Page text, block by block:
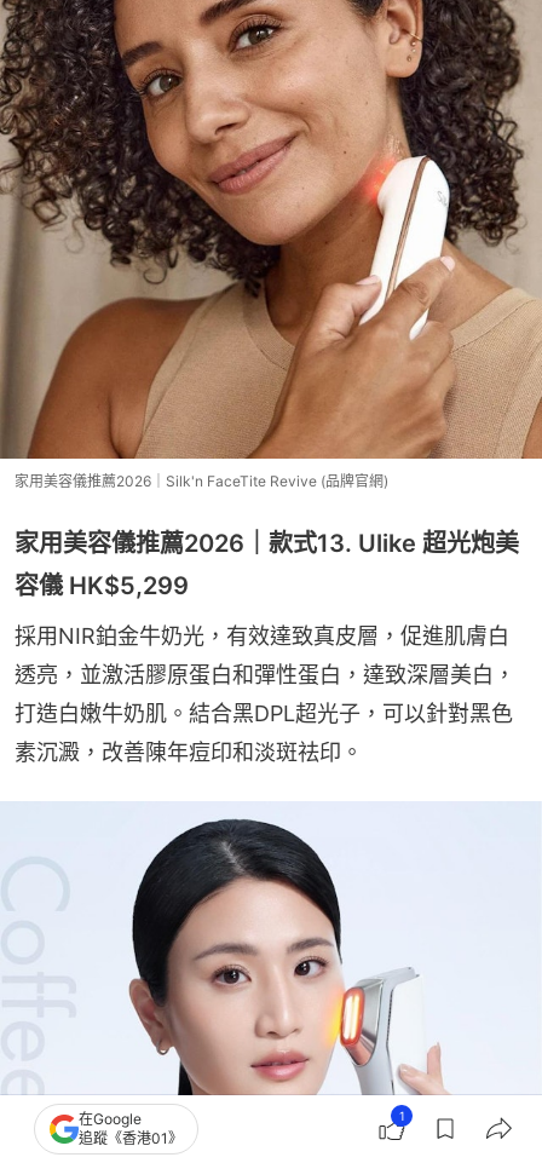
家用美容儀推薦2026｜Silk'n FaceTite Revive (品牌官網)
家用美容儀推薦2026｜款式13. Ulike 超光炮美
容儀 HK$5,299
採用NIR鉑金牛奶光，有效達致真皮層，促進肌膚白
透亮，並激活膠原蛋白和彈性蛋白，達致深層美白，
打造白嫩牛奶肌。結合黑DPL超光子，可以針對黑色
素沉澱，改善陳年痘印和淡斑祛印。
在Google
追蹤《香港01》
1